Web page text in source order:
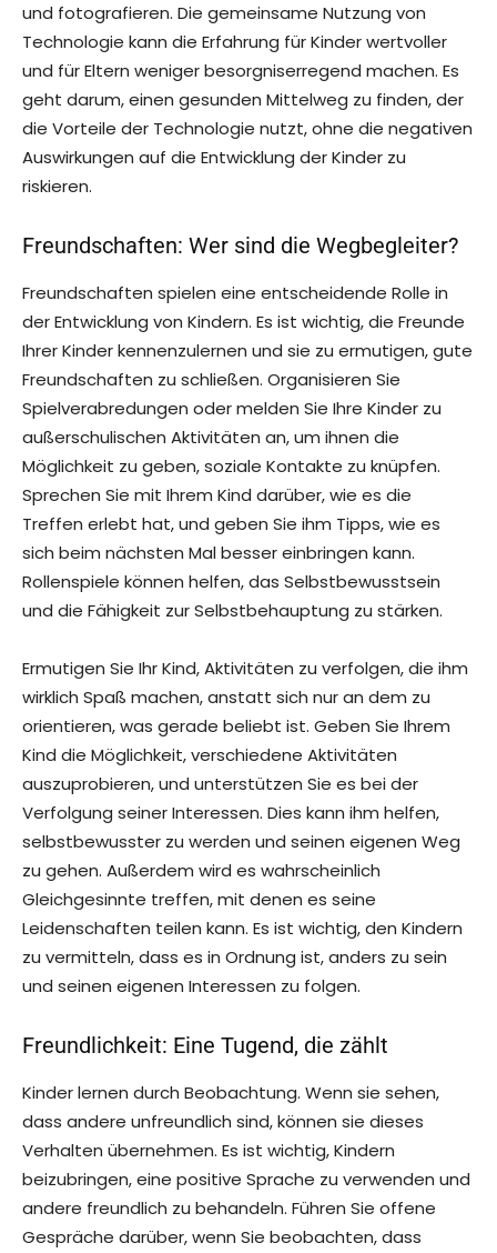
und fotografieren. Die gemeinsame Nutzung von
Technologie kann die Erfahrung für Kinder wertvoller
und für Eltern weniger besorgniserregend machen. Es
geht darum, einen gesunden Mittelweg zu finden, der
die Vorteile der Technologie nutzt, ohne die negativen
Auswirkungen auf die Entwicklung der Kinder zu
riskieren.
Freundschaften: Wer sind die Wegbegleiter?
Freundschaften spielen eine entscheidende Rolle in
der Entwicklung von Kindern. Es ist wichtig, die Freunde
Ihrer Kinder kennenzulernen und sie zu ermutigen, gute
Freundschaften zu schließen. Organisieren Sie
Spielverabredungen oder melden Sie Ihre Kinder zu
außerschulischen Aktivitäten an, um ihnen die
Möglichkeit zu geben, soziale Kontakte zu knüpfen.
Sprechen Sie mit Ihrem Kind darüber, wie es die
Treffen erlebt hat, und geben Sie ihm Tipps, wie es
sich beim nächsten Mal besser einbringen kann.
Rollenspiele können helfen, das Selbstbewusstsein
und die Fähigkeit zur Selbstbehauptung zu stärken.
Ermutigen Sie Ihr Kind, Aktivitäten zu verfolgen, die ihm
wirklich Spaß machen, anstatt sich nur an dem zu
orientieren, was gerade beliebt ist. Geben Sie Ihrem
Kind die Möglichkeit, verschiedene Aktivitäten
auszuprobieren, und unterstützen Sie es bei der
Verfolgung seiner Interessen. Dies kann ihm helfen,
selbstbewusster zu werden und seinen eigenen Weg
zu gehen. Außerdem wird es wahrscheinlich
Gleichgesinnte treffen, mit denen es seine
Leidenschaften teilen kann. Es ist wichtig, den Kindern
zu vermitteln, dass es in Ordnung ist, anders zu sein
und seinen eigenen Interessen zu folgen.
Freundlichkeit: Eine Tugend, die zählt
Kinder lernen durch Beobachtung. Wenn sie sehen,
dass andere unfreundlich sind, können sie dieses
Verhalten übernehmen. Es ist wichtig, Kindern
beizubringen, eine positive Sprache zu verwenden und
andere freundlich zu behandeln. Führen Sie offene
Gespräche darüber, wenn Sie beobachten, dass